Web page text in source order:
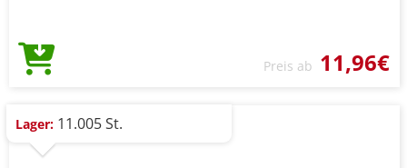
Preis ab 11,96€
Lager: 11.005 St.